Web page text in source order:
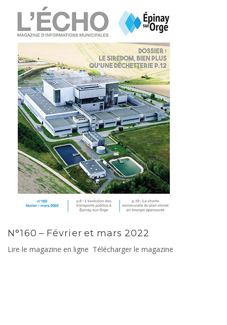
N°160 – Février et mars 2022
Lire le magazine en ligne Télécharger le magazine